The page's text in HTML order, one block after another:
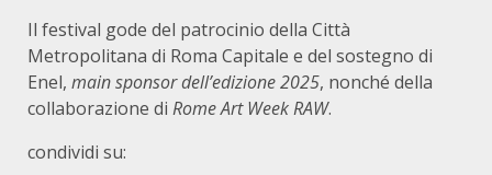
Il festival gode del patrocinio della Città
Metropolitana di Roma Capitale e del sostegno di
Enel, main sponsor dell’edizione 2025, nonché della
collaborazione di Rome Art Week RAW.
condividi su: